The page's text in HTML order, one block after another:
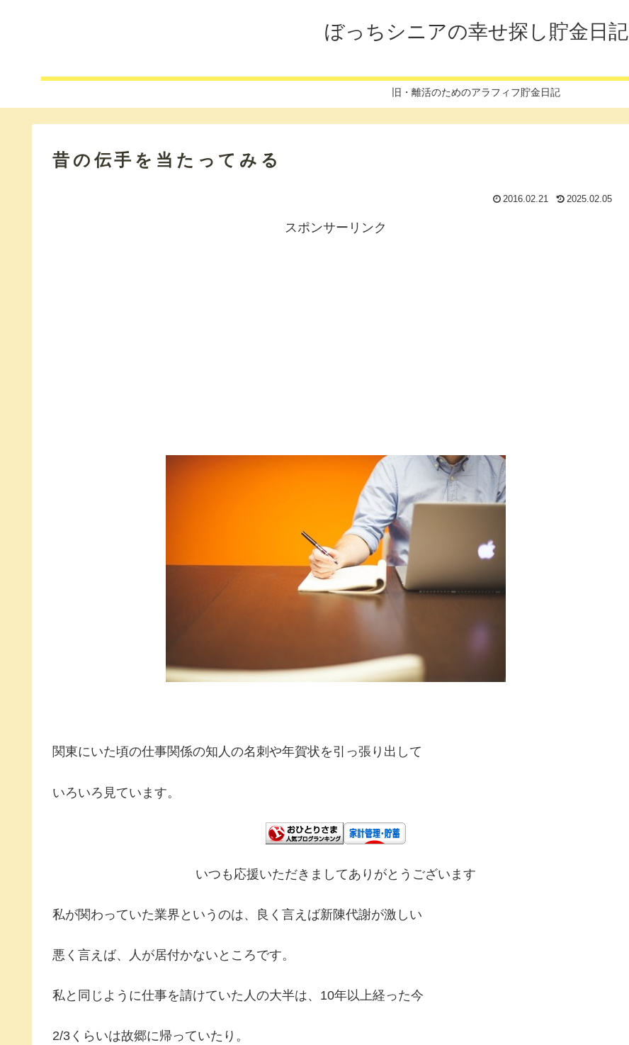
ぼっちシニアの幸せ探し貯金日記
旧・離活のためのアラフィフ貯金日記
昔の伝手を当たってみる
2016.02.21 2025.02.05
スポンサーリンク
関東にいた頃の仕事関係の知人の名刺や年賀状を引っ張り出して
いろいろ見ています。
いつも応援いただきましてありがとうございます
私が関わっていた業界というのは、良く言えば新陳代謝が激しい
悪く言えば、人が居付かないところです。
私と同じように仕事を請けていた人の大半は、10年以上経った今
2/3くらいは故郷に帰っていたり。